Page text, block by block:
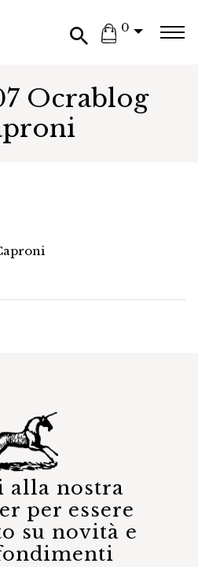
0
Ocrablog
alla nostra
per essere
su novità e